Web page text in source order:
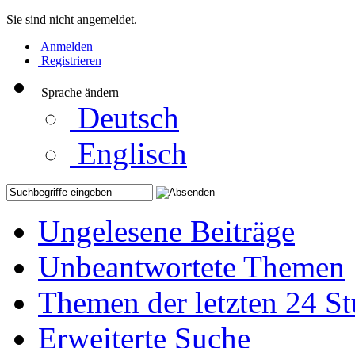
Sie sind nicht angemeldet.
Anmelden
Registrieren
Sprache ändern
Deutsch
Englisch
Ungelesene Beiträge
Unbeantwortete Themen
Themen der letzten 24
Erweiterte Suche